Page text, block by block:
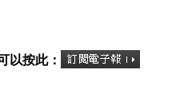
以按此：